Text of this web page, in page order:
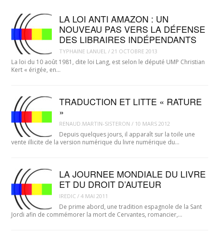
LA LOI ANTI AMAZON : UN
NOUVEAU PAS VERS LA DÉFENSE
DES LIBRAIRES INDÉPENDANTS
TYPHAINE LANUEL / 21 OCTOBRE 2013
La loi du 10 août 1981, dite loi Lang, est selon le député UMP Christian
Kert « érigée, en…
TRADUCTION ET LITTE « RATURE
»
RENAUD.MARTIN-SISTERON / 10 MARS 2012
Depuis quelques jours, il apparaît sur la toile une
vente illicite de la version numérique du livre numérique du…
LA JOURNEE MONDIALE DU LIVRE
ET DU DROIT D’AUTEUR
IREDIC/ 4 MAI 2011
De prime abord, une tradition espagnole de la Sant
Jordi afin de commémorer la mort de Cervantes, romancier,…